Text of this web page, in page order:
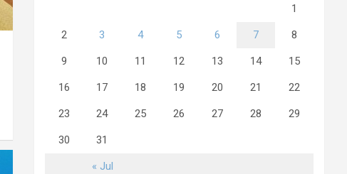
« Jul
1
2 3 4 5 6 7 8
9 10 11 12 13 14 15
16 17 18 19 20 21 22
23 24 25 26 27 28 29
30 31